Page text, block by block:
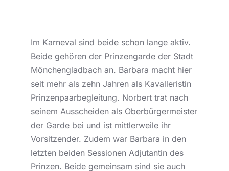
Im Karneval sind beide schon lange aktiv.
Beide gehören der Prinzengarde der Stadt
Mönchengladbach an. Barbara macht hier
seit mehr als zehn Jahren als Kavalleristin
Prinzenpaarbegleitung. Norbert trat nach
seinem Ausscheiden als Oberbürgermeister
der Garde bei und ist mittlerweile ihr
Vorsitzender. Zudem war Barbara in den
letzten beiden Sessionen Adjutantin des
Prinzen. Beide gemeinsam sind sie auch